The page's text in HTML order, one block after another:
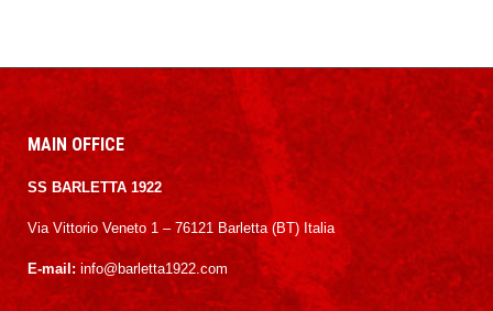
MAIN OFFICE
SS BARLETTA 1922
Via Vittorio Veneto 1 – 76121 Barletta (BT) Italia
E-mail: info@barletta1922.com